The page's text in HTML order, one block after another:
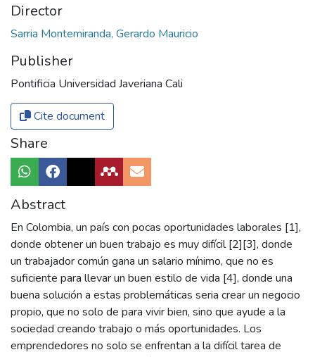
Director
Publisher
Pontificia Universidad Javeriana Cali
Cite document
Share
Abstract
En Colombia, un país con pocas oportunidades laborales [1],
donde obtener un buen trabajo es muy difícil [2][3], donde
un trabajador común gana un salario mínimo, que no es
suficiente para llevar un buen estilo de vida [4], donde una
buena solución a estas problemáticas seria crear un negocio
propio, que no solo de para vivir bien, sino que ayude a la
sociedad creando trabajo o más oportunidades. Los
emprendedores no solo se enfrentan a la difícil tarea de